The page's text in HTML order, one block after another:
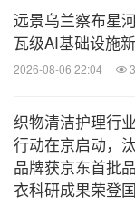
AI 和 IoT、太阳
有能力满足国
它还为 Beko 的
消息来源：Beko
远景乌兰察布星
瓦级AI基础设施
2026-08-06 22:04
织物清洁护理行
行动在京启动，
品牌获京东首批
衣科研成果荣登